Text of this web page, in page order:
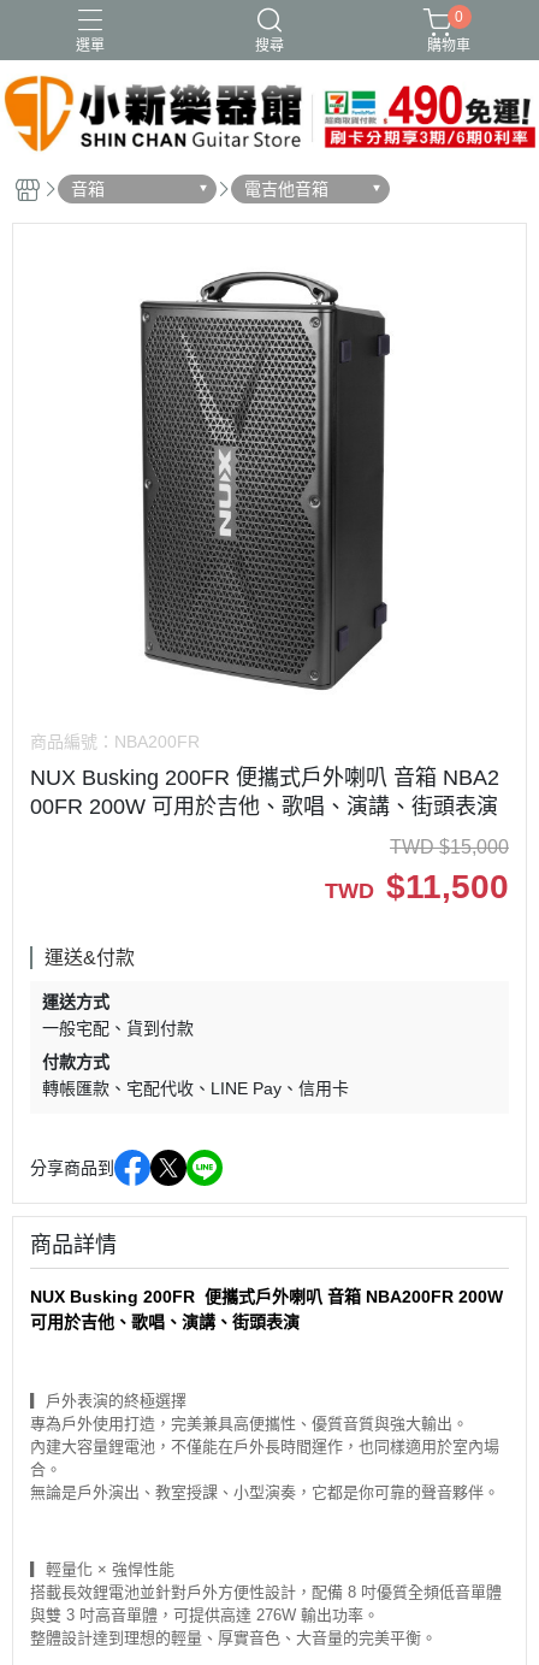
選單 搜尋
0
購物車
音箱 電吉他音箱
商品編號： NBA200FR
NUX Busking 200FR 便攜式戶外喇叭 音箱 NBA2
00FR 200W 可用於吉他、歌唱、演講、街頭表演
TWD $15,000
TWD $11,500
運送&付款
運送方式
一般宅配
貨到付款
付款方式
轉帳匯款
宅配代收 LINE Pay 信用卡
分享商品到
商品詳情
NUX Busking 200FR 便攜式戶外喇叭 音箱 NBA200FR 200W
可用於吉他、歌唱、演講、街頭表演
▎戶外表演的終極選擇
專為戶外使用打造，完美兼具高便攜性、優質音質與強大輸出。
內建大容量鋰電池，不僅能在戶外長時間運作，也同樣適用於室內場
合。
無論是戶外演出、教室授課、小型演奏，它都是你可靠的聲音夥伴。
▎輕量化 × 強悍性能
搭載長效鋰電池並針對戶外方便性設計，配備 8 吋優質全頻低音單體
與雙 3 吋高音單體，可提供高達 276W 輸出功率。
整體設計達到理想的輕量、厚實音色、大音量的完美平衡。